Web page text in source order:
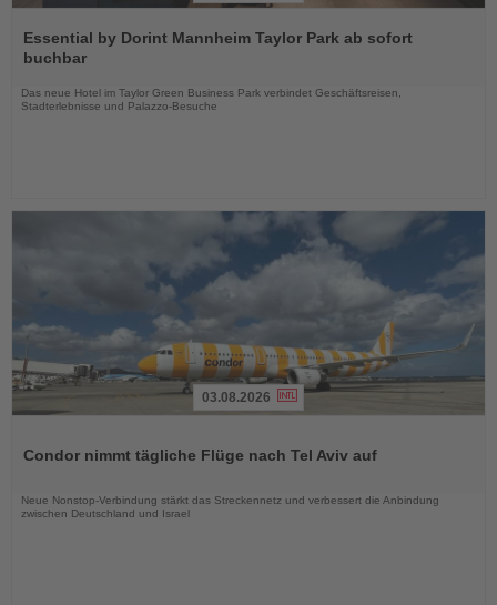
Sie
die
Essential by Dorint Mannheim Taylor Park ab sofort
buchbar
Das neue Hotel im Taylor Green Business Park verbindet Geschäftsreisen,
Stadterlebnisse und Palazzo-Besuche
die
03.08.2026
Condor nimmt tägliche Flüge nach Tel Aviv auf
Neue Nonstop-Verbindung stärkt das Streckennetz und verbessert die Anbindung
zwischen Deutschland und Israel